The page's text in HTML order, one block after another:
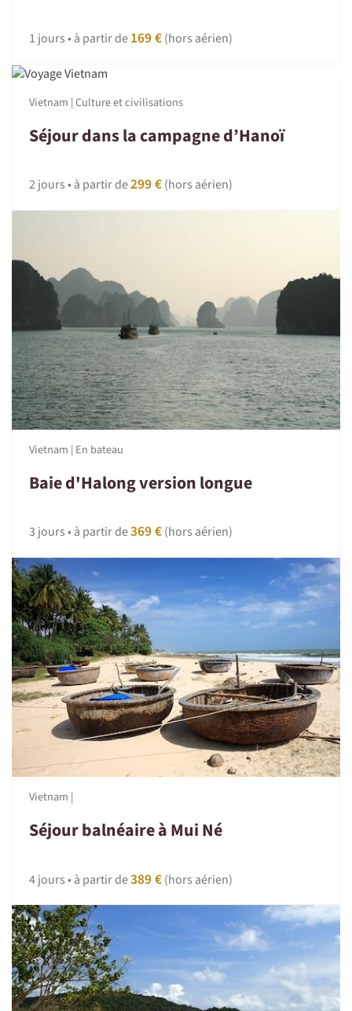
1 jours • à partir de169 €(hors aérien)
Vietnam | Culture et civilisations
Séjour dans la campagne d’Hanoï
2 jours • à partir de299 €(hors aérien)
Vietnam | En bateau
Baie d'Halong version longue
3 jours • à partir de369 €(hors aérien)
Vietnam |
Séjour balnéaire à Mui Né
4 jours • à partir de389 €(hors aérien)